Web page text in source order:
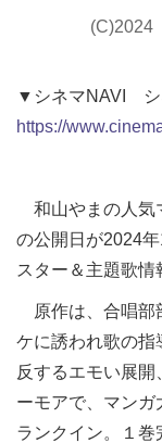
(C)2024
▼シネマNAVI シ
https://
和山やまの人気
の公開日が2024
スター＆主題歌情
原作は、合唱部
ケに誘われ歌の指
反するエモい展
ーモアで、マンガ
ランクイン。１巻